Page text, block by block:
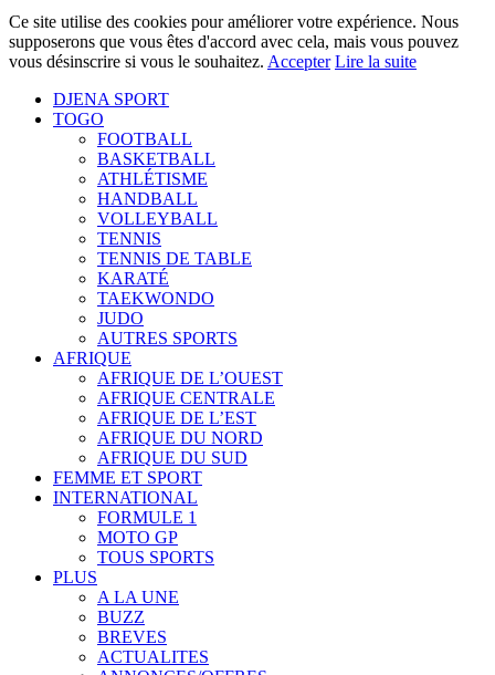
Ce site utilise des cookies pour améliorer votre expérience. Nous
supposerons que vous êtes d'accord avec cela, mais vous pouvez
vous désinscrire si vous le souhaitez. Accepter Lire la suite
DJENA SPORT
TOGO
FOOTBALL
BASKETBALL
ATHLÉTISME
HANDBALL
VOLLEYBALL
TENNIS
TENNIS DE TABLE
KARATÉ
TAEKWONDO
JUDO
AUTRES SPORTS
AFRIQUE
AFRIQUE DE L’OUEST
AFRIQUE CENTRALE
AFRIQUE DE L’EST
AFRIQUE DU NORD
AFRIQUE DU SUD
FEMME ET SPORT
INTERNATIONAL
FORMULE 1
MOTO GP
TOUS SPORTS
PLUS
A LA UNE
BUZZ
BREVES
ACTUALITES